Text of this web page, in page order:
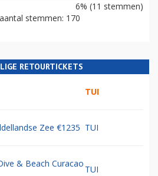
6% (11 stemmen)
stemmen: 170
RETOURTICKETS
TUI
Zee €1235 TUI
& Beach Curacao
TUI